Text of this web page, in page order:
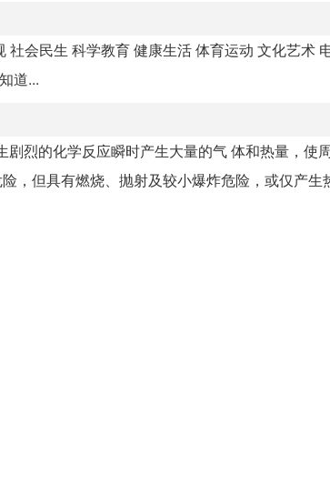
会民生 科学教育 健康生活 体育运动 文化艺术
道...
烈的化学反应瞬时产生大量的气 体和热量，使
，但具有燃烧、抛射及较小爆炸危险，或仅产生